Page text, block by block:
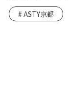
ASTY京都